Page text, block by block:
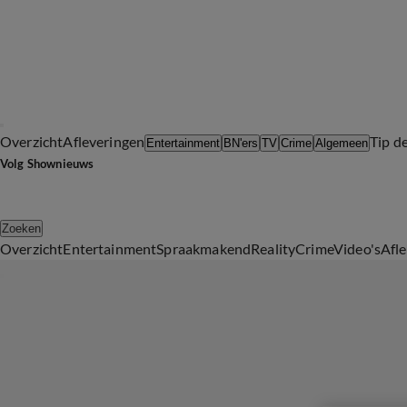
OverzichtAfleveringen Entertainment BN'ers TV Crime AlgemeenTip
Volg Shownieuws
Zoeken
OverzichtEntertainmentSpraakmakendRealityCrimeVideo's